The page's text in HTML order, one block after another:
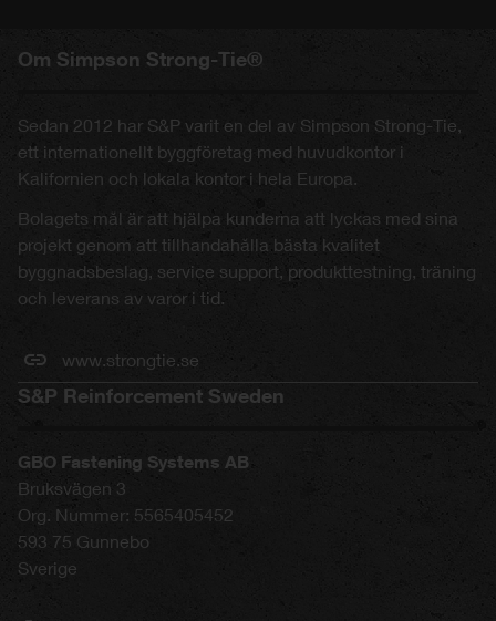
Om Simpson Strong-Tie®
Sedan 2012 har S&P varit en del av Simpson Strong-Tie,
ett internationellt byggföretag med huvudkontor i
Kalifornien och lokala kontor i hela Europa.
Bolagets mål är att hjälpa kunderna att lyckas med sina
projekt genom att tillhandahålla bästa kvalitet
byggnadsbeslag, service support, produkttestning, träning
och leverans av varor i tid.
www.strongtie.se
S&P Reinforcement Sweden
GBO Fastening Systems AB
Bruksvägen 3
Org. Nummer: 5565405452
593 75 Gunnebo
Sverige